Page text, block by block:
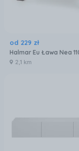
od 229 zł
2,1 km